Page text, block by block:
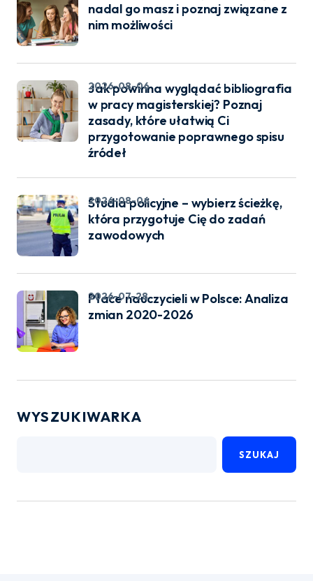
nadal go masz i poznaj związane z
nim możliwości
Jak powinna wyglądać bibliografia
w pracy magisterskiej? Poznaj
zasady, które ułatwią Ci
przygotowanie poprawnego spisu
źródeł
2026-08-06
Studia policyjne – wybierz ścieżkę,
która przygotuje Cię do zadań
zawodowych
2026-08-06
Płace nauczycieli w Polsce: Analiza
zmian 2020-2026
2026-07-28
WYSZUKIWARKA
SZUKAJ